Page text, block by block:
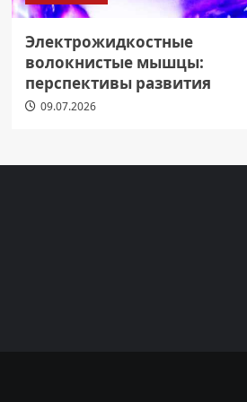
Электрожидкостные
волокнистые мышцы:
перспективы развития
09.07.2026